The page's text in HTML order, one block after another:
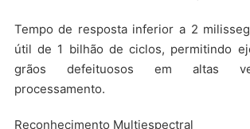
Tempo de resposta inferior a 2
útil de 1 bilhão de ciclos, permitindo
grãos defeituosos em altas
processamento.
Reconhecimento Multiespectral